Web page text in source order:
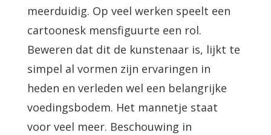
meerduidig. Op veel werken speelt een
cartoonesk mensfiguurte een rol.
Beweren dat dit de kunstenaar is, lijkt te
simpel al vormen zijn ervaringen in
heden en verleden wel een belangrijke
voedingsbodem. Het mannetje staat
voor veel meer. Beschouwing in